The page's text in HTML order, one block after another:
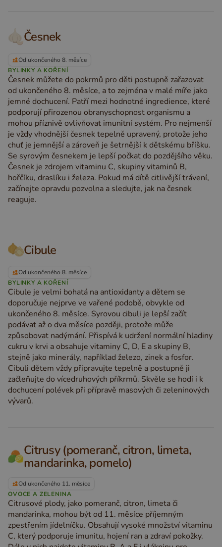
Česnek
Od ukončeného 8. měsíce
BYLINKY A KOŘENÍ
Česnek můžete do pokrmů pro děti postupně zařazovat
od ukončeného 8. měsíce, a to zejména v malé míře jako
jemné dochucení. Patří mezi hodnotné ingredience, které
podporují přirozenou obranyschopnost organismu a
mohou příznivě ovlivňovat imunitní systém. Pro nejmenší
je vždy vhodnější česnek tepelně upravený, protože jeho
chuť je jemnější a zároveň je šetrnější k dětskému bříšku.
Se syrovým česnekem je lepší počkat do pozdějšího věku.
Česnek je zdrojem vitaminu C, skupiny vitaminů B,
hořčíku, draslíku i železa. Pokud má dítě citlivější trávení,
začínejte opravdu pozvolna a sledujte, jak na česnek
reaguje.
Cibule
Od ukončeného 8. měsíce
BYLINKY A KOŘENÍ
Cibule je velmi bohatá na antioxidanty a dětem se
doporučuje nejprve ve vařené podobě, obvykle od
ukončeného 8. měsíce. Syrovou cibuli je lepší začít
podávat až o dva měsíce později, protože může
způsobovat nadýmání. Přispívá k udržení normální hladiny
cukru v krvi a obsahuje vitaminy C, D, E a skupiny B,
stejně jako minerály, například železo, zinek a fosfor.
Cibuli dětem vždy připravujte tepelně a postupně ji
začleňujte do vícedruhových příkrmů. Skvěle se hodí i k
dochucení polévek při přípravě masových či zeleninových
vývarů.
Citrusy (pomeranč, citron, limeta,
mandarinka, pomelo)
Od ukončeného 11. měsíce
OVOCE A ZELENINA
Citrusové plody, jako pomeranč, citron, limeta či
mandarinka, mohou být od 11. měsíce příjemným
zpestřením jídelníčku. Obsahují vysoké množství vitaminu
C, který podporuje imunitu, hojení ran a zdraví pokožky.